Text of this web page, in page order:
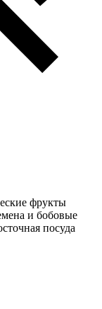
фрукты
и бобовые
посуда